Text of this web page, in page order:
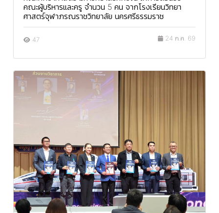
คณะผู้บริหารและครู จำนวน 5 คน จากโรงเรียนวิทยา
ศาสตร์จุฬาภรณราชวิทยาลัย นครศรีธรรมราช
47 24 ก.ค. 69